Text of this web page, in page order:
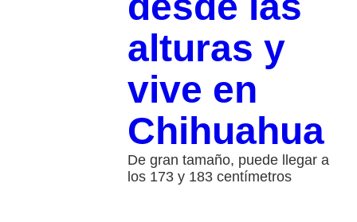
alturas y
vive en
Chihuahua
De gran tamaño, puede llegar a
los 173 y 183 centímetros